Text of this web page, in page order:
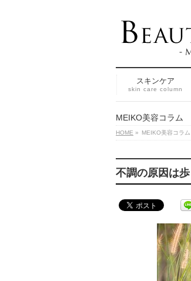
スキンケア
skin care column
MEIKO美容コラム
HOME » MEIKO美容コラム
不調の原因は